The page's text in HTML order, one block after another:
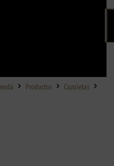
Productos
Cazoletas